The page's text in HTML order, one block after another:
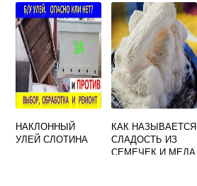
НАКЛОННЫЙ
УЛЕЙ СЛОТИНА
КАК НАЗЫВАЕТСЯ
СЛАДОСТЬ ИЗ
СЕМЕЧЕК И МЕДА